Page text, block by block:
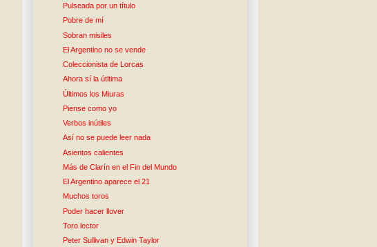
Pulseada por un título
Pobre de mí
Sobran misiles
El Argentino no se vende
Coleccionista de Lorcas
Ahora sí la útltima
Últimos los Miuras
Piense como yo
Verbos inútiles
Así no se puede leer nada
Asientos calientes
Más de Clarín en el Fin del Mundo
El Argentino aparece el 21
Muchos toros
Poder hacer llover
Toro lector
Peter Sullivan y Edwin Taylor